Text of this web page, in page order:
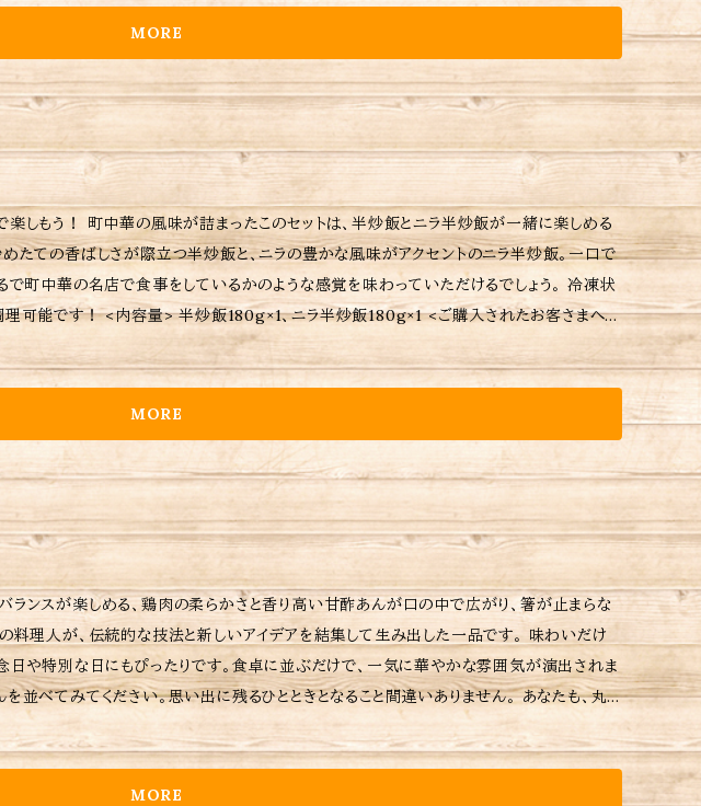
。 ※保存方法、食材アレルギーなどの詳細はラベルをご確認ください。 ※ご購入いただい
意してください。
MORE
半炒飯が一緒に楽しめる
たての香ばしさが際立つ半炒飯と、ニラの豊かな風味がアクセントのニラ半炒飯。一口で
町中華の名店で食事をしているかのような感覚を味わっていただけるでしょう。 冷凍状
<ご購入されたお客さまへ>
ーお願いいたします。 当店では、注文を受けてから調理しているた
ますが、予めご了承ください。 ※当店に使用されているパック等は耐
アレルギーなどの詳細はラベルをご確認ください。 ※ご購入いただいた商品の重量に応じて送料が異なりますのでご注意ください。
MORE
ンスが楽しめる、鶏肉の柔らかさと香り高い甘酢あんが口の中で広がり、箸が止まらな
人が、伝統的な技法と新しいアイデアを結集して生み出した一品です。 味わいだけ
日や特別な日にもぴったりです。食卓に並ぶだけで、一気に華やかな雰囲気が演出されま
てみてください。思い出に残るひとときとなること間違いありません。 あなたも、丸
イパンに入れ甘酢あんをよくからめます。 お皿に盛り付ける。(白髪ねぎ等を添えると相
MORE